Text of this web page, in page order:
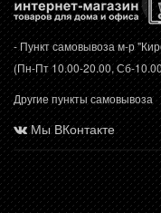
- Пункт самовывоза м-р
(Пн-Пт 10.00-20.00, Сб-
Другие пункты самовывоза
Мы ВКонтакте